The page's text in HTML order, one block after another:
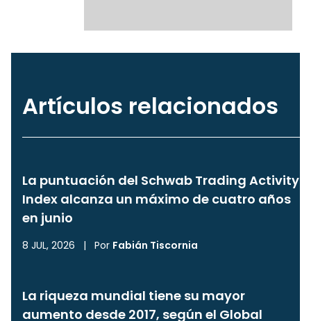
Artículos relacionados
La puntuación del Schwab Trading Activity
Index alcanza un máximo de cuatro años
en junio
8 JUL, 2026 | Por Fabián Tiscornia
La riqueza mundial tiene su mayor
aumento desde 2017, según el Global